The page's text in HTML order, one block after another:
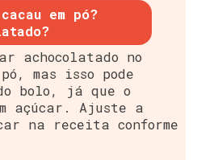
em pó?
achocolatado no
mas isso pode
bolo, já que o
açúcar. Ajuste a
na receita conforme